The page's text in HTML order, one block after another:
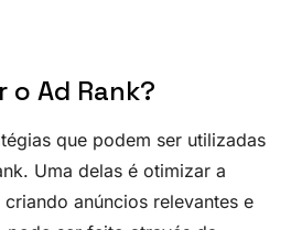
o Ad Rank?
que podem ser utilizadas
Uma delas é otimizar a
anúncios relevantes e